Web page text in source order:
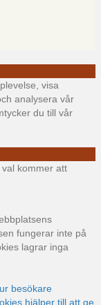
visa
analysera vår
du till vår
kommer att
fungerar inte på
lagrar inga
besökare
hjälper till att ge